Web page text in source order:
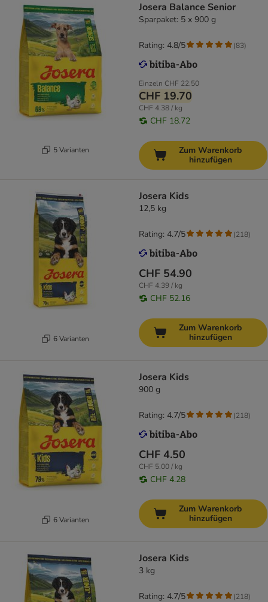
5 Varianten
Josera Balance Senior
Sparpaket: 5 x 900 g
Einzeln CHF 22.50
CHF 19.70
CHF 4.38 / kg
CHF 18.72
Rating: 4.8/5 (83)
Zum Warenkorb
hinzufügen
6 Varianten
Josera Kids
12,5 kg
CHF 54.90
CHF 4.39 / kg
CHF 52.16
Rating: 4.7/5 (218)
Zum Warenkorb
hinzufügen
6 Varianten
Josera Kids
900 g
CHF 4.50
CHF 5.00 / kg
CHF 4.28
Rating: 4.7/5 (218)
Zum Warenkorb
hinzufügen
Josera Kids
3 kg
Rating: 4.7/5 (218)